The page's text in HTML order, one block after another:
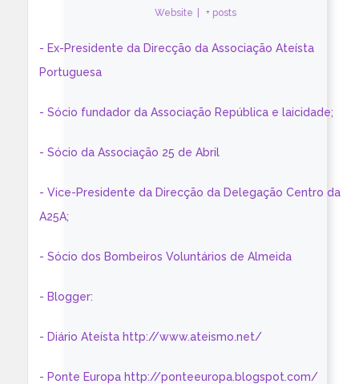
Website + posts
- Ex-Presidente da Direcção da Associação Ateísta
Portuguesa
- Sócio fundador da Associação República e laicidade;
- Sócio da Associação 25 de Abril
- Vice-Presidente da Direcção da Delegação Centro da
A25A;
- Sócio dos Bombeiros Voluntários de Almeida
- Blogger:
- Diário Ateísta http://www.ateismo.net/
- Ponte Europa http://ponteeuropa.blogspot.com/